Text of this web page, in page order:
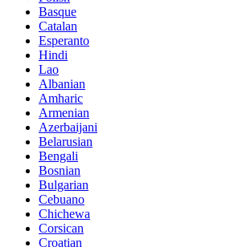
Basque
Catalan
Esperanto
Hindi
Lao
Albanian
Amharic
Armenian
Azerbaijani
Belarusian
Bengali
Bosnian
Bulgarian
Cebuano
Chichewa
Corsican
Croatian